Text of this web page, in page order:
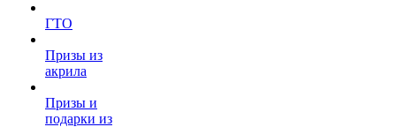
ГТО
Призы из
акрила
Призы и
подарки из